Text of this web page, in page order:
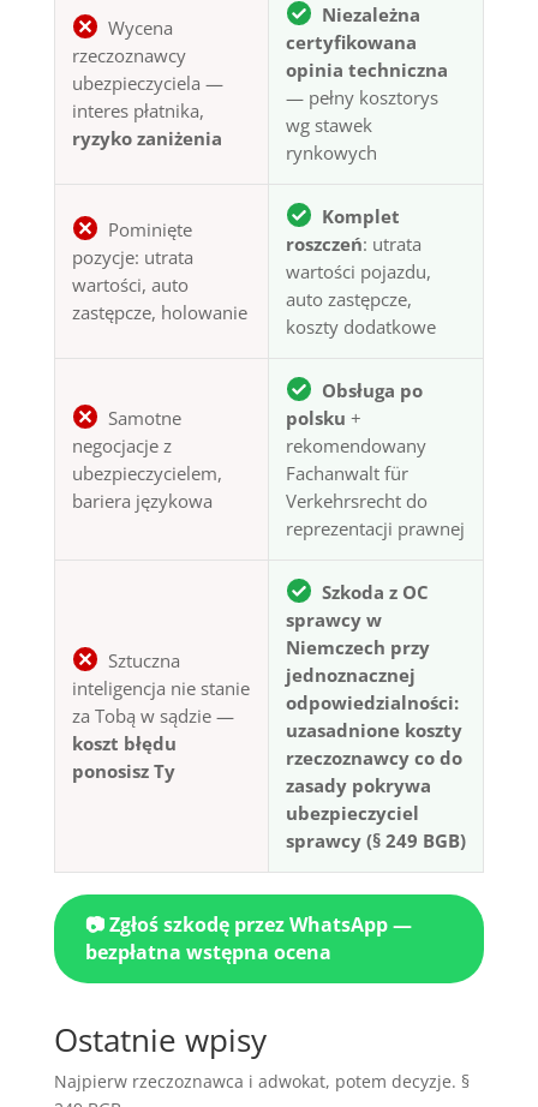
Wycena
rzeczoznawcy
ubezpieczyciela —
interes płatnika,
ryzyko zaniżenia
Niezależna
certyfikowana
opinia techniczna
— pełny kosztorys
wg stawek
rynkowych
Pominięte
pozycje: utrata
wartości, auto
zastępcze, holowanie
Komplet
roszczeń: utrata
wartości pojazdu,
auto zastępcze,
koszty dodatkowe
Samotne
negocjacje z
ubezpieczycielem,
bariera językowa
Obsługa po
polsku +
rekomendowany
Fachanwalt für
Verkehrsrecht do
reprezentacji prawnej
Sztuczna
inteligencja nie stanie
za Tobą w sądzie —
koszt błędu
ponosisz Ty
Szkoda z OC
sprawcy w
Niemczech przy
jednoznacznej
odpowiedzialności:
uzasadnione koszty
rzeczoznawcy co do
zasady pokrywa
ubezpieczyciel
sprawcy (§ 249 BGB)
📷 Zgłoś szkodę przez WhatsApp —
bezpłatna wstępna ocena
Ostatnie wpisy
Najpierw rzeczoznawca i adwokat, potem decyzje. §